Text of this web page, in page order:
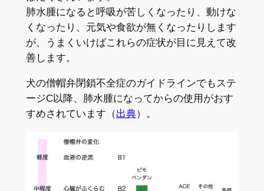
肺水腫になると呼吸が苦しくなったり、動けな
くなったり、元気や食欲が無くなったりします
が、うまくいけばこれらの症状が目に見えて改
善します。
犬の僧帽弁閉鎖不全症のガイドラインでもステ
ージC以降、肺水腫になってからの使用がおす
すめされています（出典）。